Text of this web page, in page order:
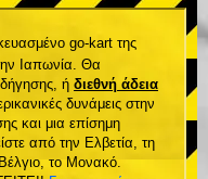
go-kart της
Ιαπωνία. Θα
ή διεθνή άδεια
δυνάμεις στην
και μια επίσημη
από την Ελβετία, τη
το Μονακό.